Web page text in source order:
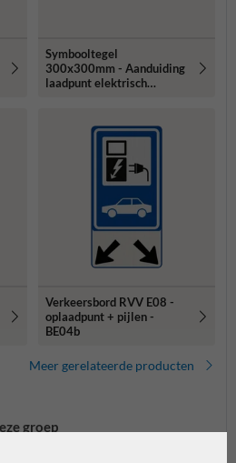
Symbooltegel
300x300mm - Aanduiding
laadpunt elektrisch
Verkeersbord RVV E08 -
oplaadpunt + pijlen -
BE04b
Meer gerelateerde producten
groep